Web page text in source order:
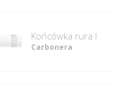
Końcówka rura I
Carbonera